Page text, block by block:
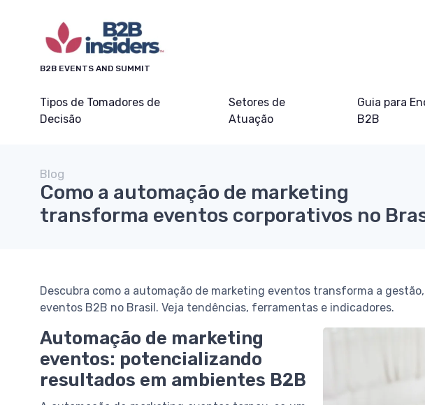
B2B EVENTS AND SUMMIT
Tipos de Tomadores de
Decisão
Setores de
Atuação
Guia para
B2B
Blog
Como a automação de marketing
transforma eventos corporativos no
Descubra como a automação de marketing eventos transforma a
eventos B2B no Brasil. Veja tendências, ferramentas e indicadores.
Automação de marketing
eventos: potencializando
resultados em ambientes B2B